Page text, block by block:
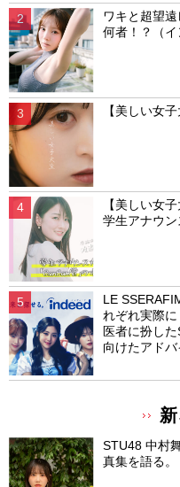
ワキと超望
何者！？（イ
【美しい女
【美しい女
学生アナウ
LE
れぞれ実際に
医者に扮し
向けたアドバ
STU48 中村
真集を語る。